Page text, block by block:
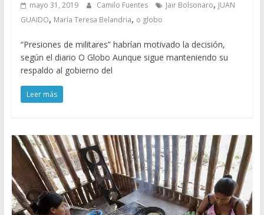
mayo 31, 2019 Camilo Fuentes Jair Bolsonaro, JUAN
GUAIDO, María Teresa Belandria, o globo
“Presiones de militares” habrían motivado la decisión,
según el diario O Globo Aunque sigue manteniendo su
respaldo al gobierno del
Leer más